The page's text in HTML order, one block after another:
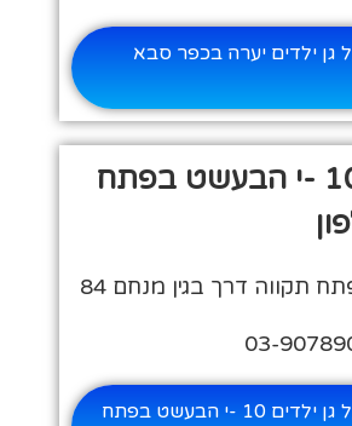
ילדים יערה בכפר סבא
גן ילדים 10 -י הבעשט בפתח
תקווה דרך בגין מנחם 84
לכל המידע על גן ילדים 10 -י הבעשט בפתח